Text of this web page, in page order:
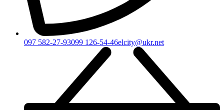
097 582-27-93099 126-54-46elcity@ukr.net